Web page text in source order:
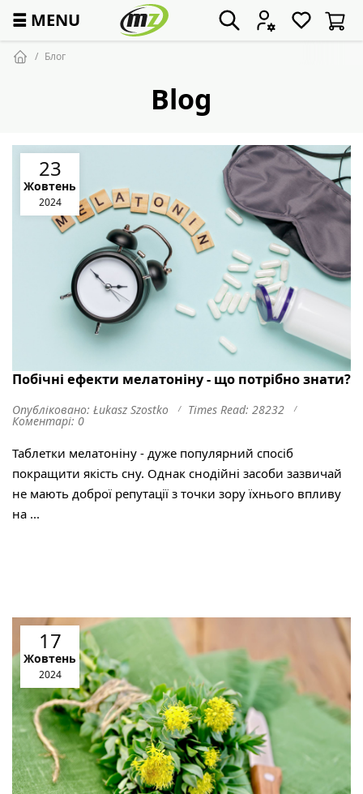
☰ MENU
Блог
Blog
Побічні ефекти мелатоніну - що потрібно знати?
23
Жовтень
2024
Опубліковано: Łukasz Szostko
Times Read: 28232
Коментарі: 0
Таблетки мелатоніну - дуже популярний спосіб
покращити якість сну. Однак снодійні засоби зазвичай
не мають доброї репутації з точки зору їхнього впливу
на ...
17
Жовтень
2024